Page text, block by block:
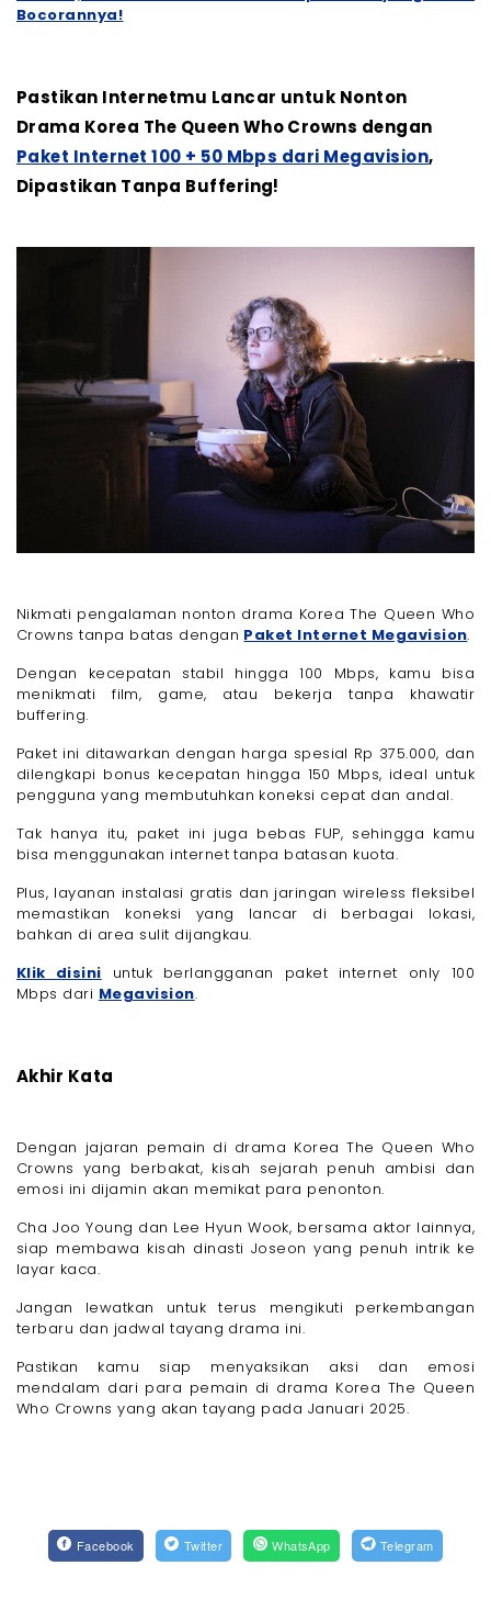
Bocorannya!
Pastikan Internetmu Lancar untuk Nonton
Drama Korea The Queen Who Crowns dengan
Paket Internet 100 + 50 Mbps dari Megavision,
Dipastikan Tanpa Buffering!
Nikmati pengalaman nonton drama Korea The Queen Who
Crowns tanpa batas dengan Paket Internet Megavision.
Dengan kecepatan stabil hingga 100 Mbps, kamu bisa
menikmati film, game, atau bekerja tanpa khawatir
buffering.
Paket ini ditawarkan dengan harga spesial Rp 375.000, dan
dilengkapi bonus kecepatan hingga 150 Mbps, ideal untuk
pengguna yang membutuhkan koneksi cepat dan andal.
Tak hanya itu, paket ini juga bebas FUP, sehingga kamu
bisa menggunakan internet tanpa batasan kuota.
Plus, layanan instalasi gratis dan jaringan wireless fleksibel
memastikan koneksi yang lancar di berbagai lokasi,
bahkan di area sulit dijangkau.
Klik disini untuk berlangganan paket internet only 100
Mbps dari Megavision.
Akhir Kata
Dengan jajaran pemain di drama Korea The Queen Who
Crowns yang berbakat, kisah sejarah penuh ambisi dan
emosi ini dijamin akan memikat para penonton.
Cha Joo Young dan Lee Hyun Wook, bersama aktor lainnya,
siap membawa kisah dinasti Joseon yang penuh intrik ke
layar kaca.
Jangan lewatkan untuk terus mengikuti perkembangan
terbaru dan jadwal tayang drama ini.
Pastikan kamu siap menyaksikan aksi dan emosi
mendalam dari para pemain di drama Korea The Queen
Who Crowns yang akan tayang pada Januari 2025.
Facebook Twitter WhatsApp Telegram